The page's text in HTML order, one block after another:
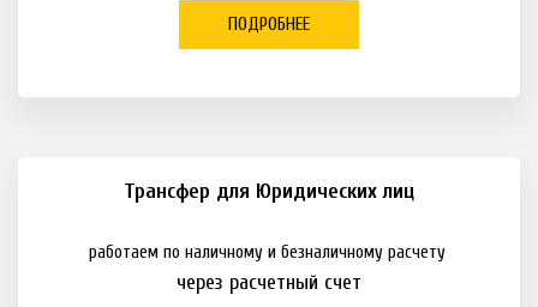
ПОДРОБНЕЕ
Трансфер для Юридических лиц
работаем по наличному и безналичному расчету
через расчетный счет